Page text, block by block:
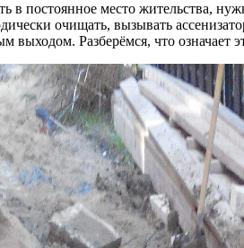
в постоянное место жительства,
очищать, вызывать
выходом. Разберёмся, что означает